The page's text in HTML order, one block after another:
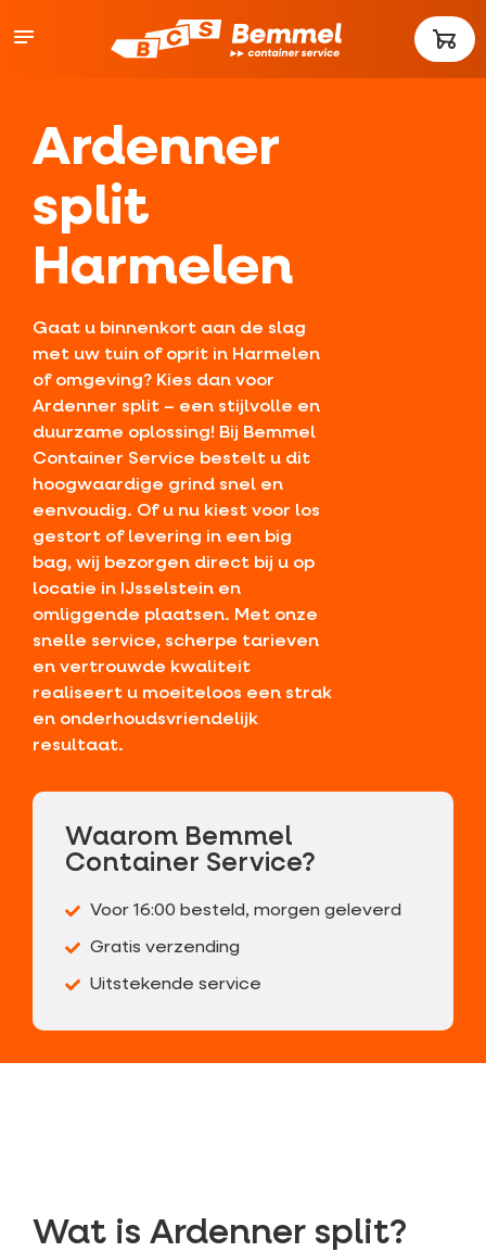
Ardenner
split
Harmelen
Gaat u binnenkort aan de slag
met uw tuin of oprit in Harmelen
of omgeving? Kies dan voor
Ardenner split – een stijlvolle en
duurzame oplossing! Bij Bemmel
Container Service bestelt u dit
hoogwaardige grind snel en
eenvoudig. Of u nu kiest voor los
gestort of levering in een big
bag, wij bezorgen direct bij u op
locatie in IJsselstein en
omliggende plaatsen. Met onze
snelle service, scherpe tarieven
en vertrouwde kwaliteit
realiseert u moeiteloos een strak
en onderhoudsvriendelijk
resultaat.
Waarom Bemmel
Container Service?
Voor 16:00 besteld, morgen geleverd
Gratis verzending
Uitstekende service
Wat is Ardenner split?